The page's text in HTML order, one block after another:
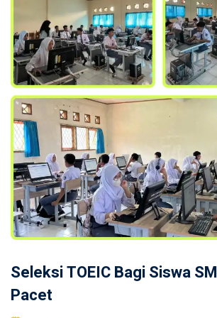
Seleksi TOEIC Bagi Siswa
Pacet